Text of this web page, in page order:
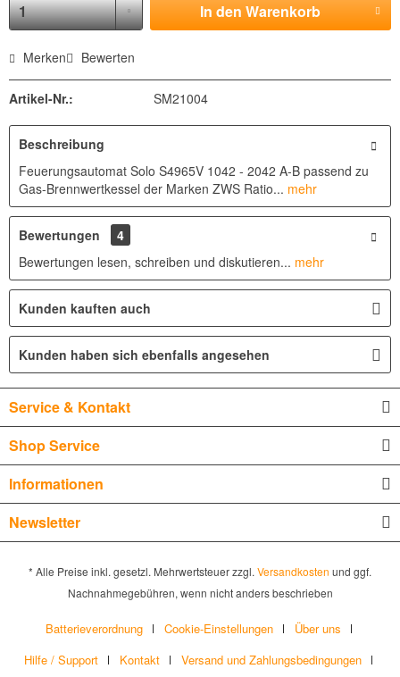
In denWarenkorb
Merken Bewerten
Artikel-Nr.: SM21004
Beschreibung
Feuerungsautomat Solo S4965V 1042 - 2042 A-B passend zu
Gas-Brennwertkessel der Marken ZWS Ratio... mehr
Bewertungen
4
Bewertungen lesen, schreiben und diskutieren... mehr
Kunden kauften auch
Kunden haben sich ebenfalls angesehen
Service & Kontakt
Shop Service
Informationen
Newsletter
* Alle Preise inkl. gesetzl. Mehrwertsteuer zzgl. Versandkosten und ggf.
Nachnahmegebühren, wenn nicht anders beschrieben
Batterieverordnung Cookie-Einstellungen
Über uns
Hilfe / Support
Kontakt Versand und Zahlungsbedingungen